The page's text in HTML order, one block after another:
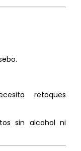
retoques
sin alcohol ni